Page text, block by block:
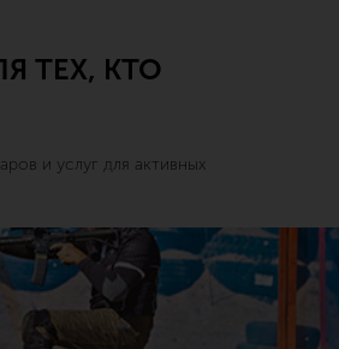
ТЕХ, КТО
и услуг для активных